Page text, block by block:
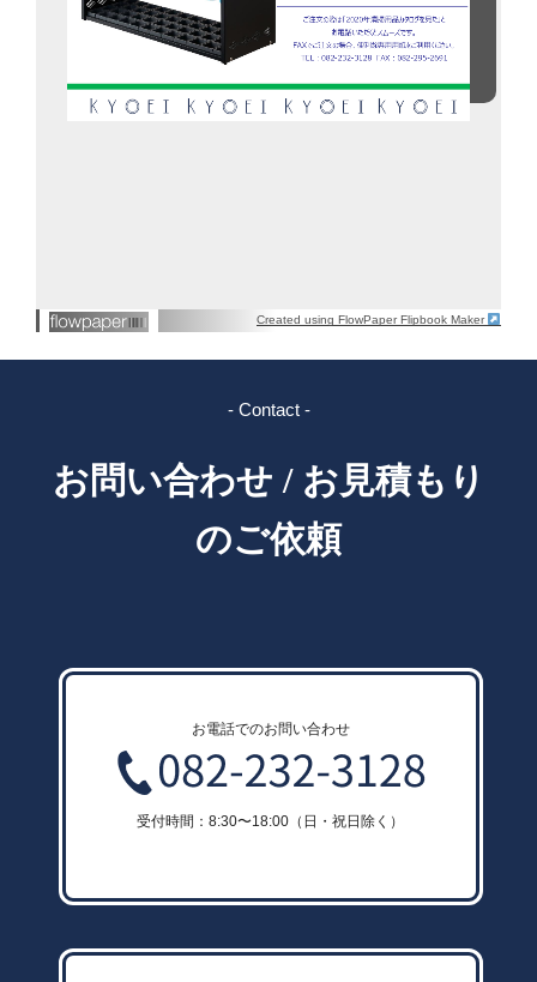
Created using FlowPaper Flipbook Maker
- Contact -
お問い合わせ / お見積もり
のご依頼
お電話でのお問い合わせ
受付時間：8:30〜18:00（日・祝日除く）